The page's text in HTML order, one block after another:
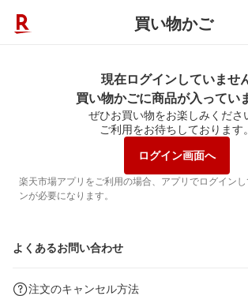
買い物かご
現在ログインしていませ
買い物かごに商品が入ってい
ぜひお買い物をお楽しみくださ
ご利用をお待ちしております。
ログイン画面へ
楽天市場アプリをご利用の場合、アプリでログイン
ンが必要になります。
よくあるお問い合わせ
注文のキャンセル方法